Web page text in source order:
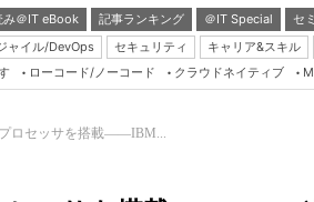
み＠IT eBook 記事ランキング ＠IT Special セ
ャイル/DevOps セキュリティ キャリア&スキル
ローコード/ノーコード クラウドネイティブ
ロセッサを搭載――IBM...